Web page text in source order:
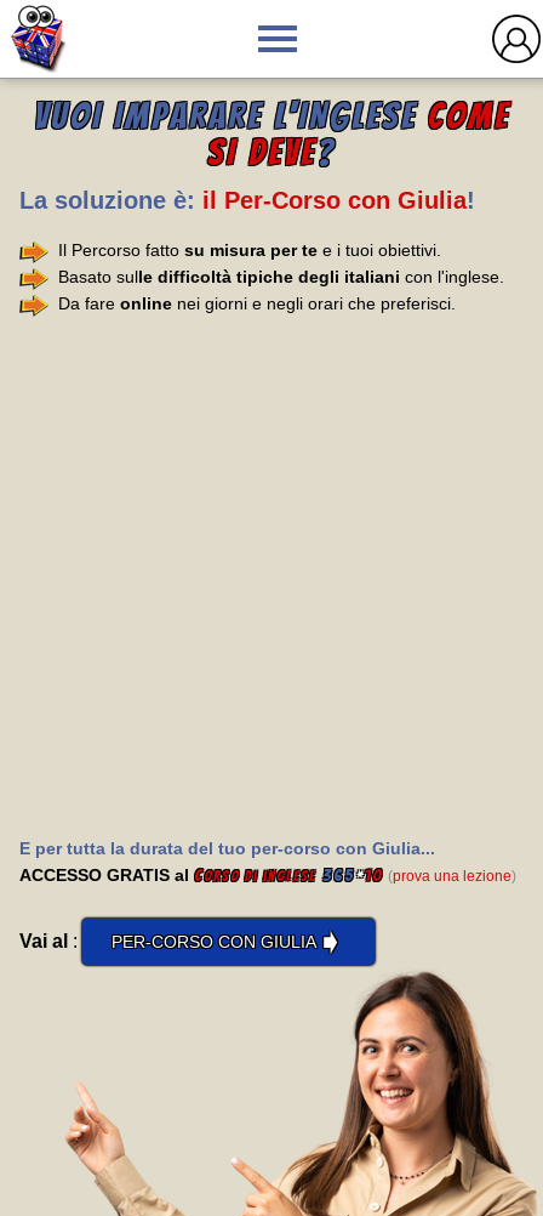
VUOI IMPARARE L'INGLESE COME
SI DEVE?
La soluzione è: il Per-Corso con Giulia!
Il Percorso fatto su misura per te e i tuoi obiettivi.
Basato sulle difficoltà tipiche degli italiani con l'inglese.
Da fare online nei giorni e negli orari che preferisci.
E per tutta la durata del tuo per-corso con Giulia...
ACCESSO GRATIS al Corso di inglese 365*10 (prova una lezione)
Vai al : PER-CORSO CON GIULIA➧